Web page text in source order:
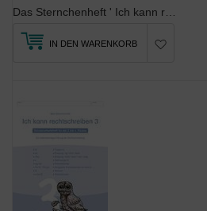
IN DEN WARENKORB